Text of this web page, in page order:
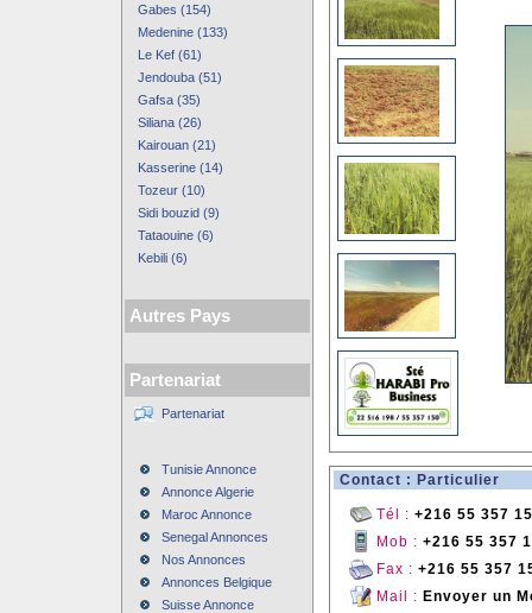
Gabes (154)
Medenine (133)
Le Kef (61)
Jendouba (51)
Gafsa (35)
Siliana (26)
Kairouan (21)
Kasserine (14)
Tozeur (10)
Sidi bouzid (9)
Tataouine (6)
Kebili (6)
Autres Pays
Partenariat
Partenariat
Tunisie Annonce
Annonce Algerie
Maroc Annonce
Senegal Annonces
Nos Annonces
Annonces Belgique
Suisse Annonce
Contact : Particulier
Tél : +216 55 357
Mob : +216 55 357
Fax : +216 55 357
Mail : Envoyer un